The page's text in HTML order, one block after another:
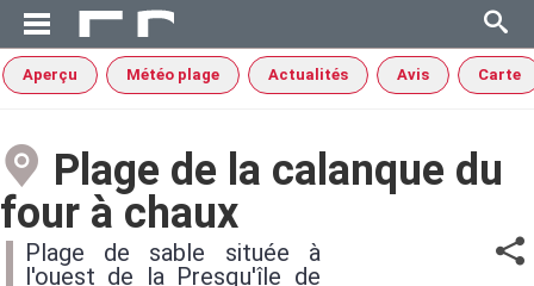
Aperçu Météo plage Actualités Avis Carte
Plage de la calanque du
four à chaux
Plage de sable située à
l'ouest de la Presqu'île de